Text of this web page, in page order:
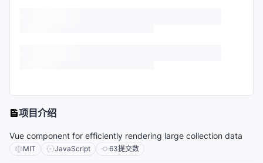
项目介绍
Vue component for efficiently rendering large collection data
MIT JavaScript 63提交数